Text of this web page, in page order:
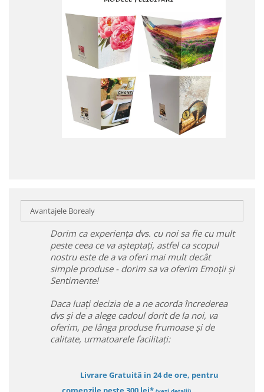
Avantajele Borealy
Dorim ca experiența dvs. cu noi sa fie cu mult
peste ceea ce va așteptați, astfel ca scopul
nostru este de a va oferi mai mult decât
simple produse - dorim sa va oferim Emoții și
Sentimente!
Daca luați decizia de a ne acorda încrederea
dvs și de a alege cadoul dorit de la noi, va
oferim, pe lânga produse frumoase și de
calitate, urmatoarele facilitați:
Livrare Gratuită in 24 de ore, pentru